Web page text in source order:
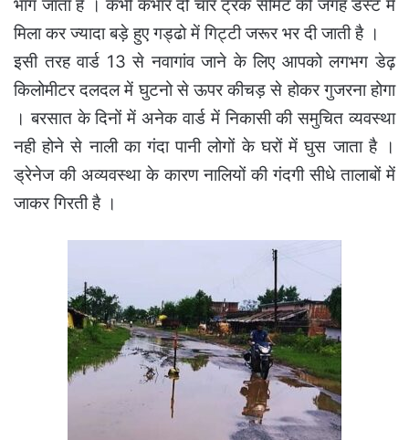
भाग जाता है । कभी कभार दो चार ट्रक सीमेंट की जगह डस्ट में
मिला कर ज्यादा बड़े हुए गड्ढो में गिट्टी जरूर भर दी जाती है ।
इसी तरह वार्ड 13 से नवागांव जाने के लिए आपको लगभग डेढ़
किलोमीटर दलदल में घुटनो से ऊपर कीचड़ से होकर गुजरना होगा
। बरसात के दिनों में अनेक वार्ड में निकासी की समुचित व्यवस्था
नही होने से नाली का गंदा पानी लोगों के घरों में घुस जाता है ।
ड्रेनेज की अव्यवस्था के कारण नालियों की गंदगी सीधे तालाबों में
जाकर गिरती है ।